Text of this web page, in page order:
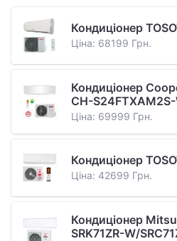
Кондиціонер
Ціна: 68199 Грн.
Кондиціонер
CH-
Ціна: 69999 Грн.
Кондиціонер
Ціна: 42699 Грн.
Кондиціонер
SRK71ZR-W/